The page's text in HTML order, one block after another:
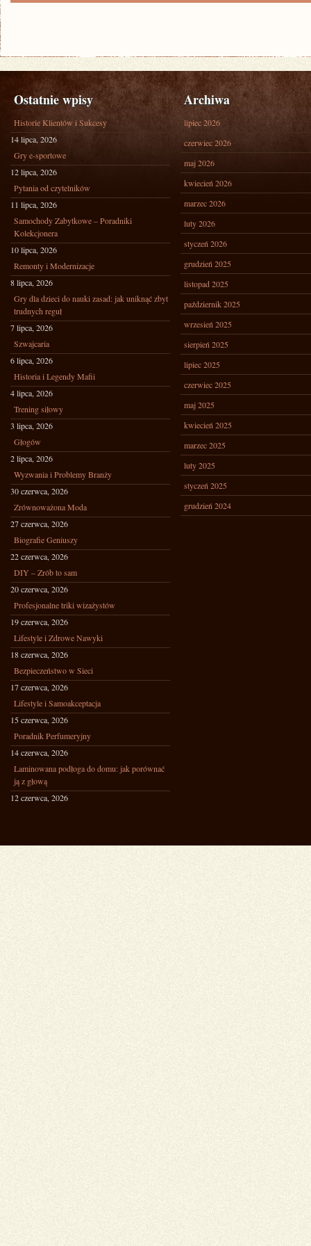
Ostatnie wpisy
Historie Klientów i Sukcesy
14 lipca, 2026
Gry e-sportowe
12 lipca, 2026
Pytania od czytelników
11 lipca, 2026
Samochody Zabytkowe – Poradniki
Kolekcjonera
10 lipca, 2026
Remonty i Modernizacje
8 lipca, 2026
Gry dla dzieci do nauki zasad: jak uniknąć zbyt
trudnych reguł
7 lipca, 2026
Szwajcaria
6 lipca, 2026
Historia i Legendy Mafii
4 lipca, 2026
Trening siłowy
3 lipca, 2026
Głogów
2 lipca, 2026
Wyzwania i Problemy Branży
30 czerwca, 2026
Zrównoważona Moda
27 czerwca, 2026
Biografie Geniuszy
22 czerwca, 2026
DIY – Zrób to sam
20 czerwca, 2026
Profesjonalne triki wizażystów
19 czerwca, 2026
Lifestyle i Zdrowe Nawyki
18 czerwca, 2026
Bezpieczeństwo w Sieci
17 czerwca, 2026
Lifestyle i Samoakceptacja
15 czerwca, 2026
Poradnik Perfumeryjny
14 czerwca, 2026
Laminowana podłoga do domu: jak porównać
ją z głową
12 czerwca, 2026
Archiwa
lipiec 2026
czerwiec 2026
maj 2026
kwiecień 2026
marzec 2026
luty 2026
styczeń 2026
grudzień 2025
listopad 2025
październik 2025
wrzesień 2025
sierpień 2025
lipiec 2025
czerwiec 2025
maj 2025
kwiecień 2025
marzec 2025
luty 2025
styczeń 2025
grudzień 2024